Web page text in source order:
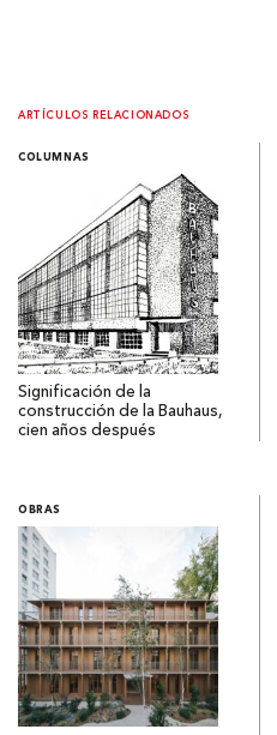
ARTÍCULOS RELACIONADOS
COLUMNAS
Significación de la
construcción de la Bauhaus,
cien años después
OBRAS